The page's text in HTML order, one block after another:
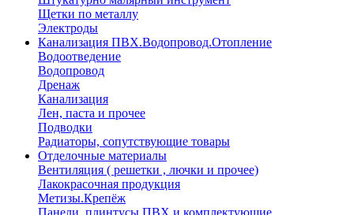
Щетки по металлу
Электроды
Канализация ПВХ.Водопровод.Отопление
Водоотведение
Водопровод
Дренаж
Канализация
Лен, паста и прочее
Подводки
Радиаторы, сопутствующие товары
Отделочные материалы
Вентиляция ( решетки , лючки и прочее)
Лакокрасочная продукция
Метизы.Крепёж
Панели, плинтусы ПВХ и комплектующие